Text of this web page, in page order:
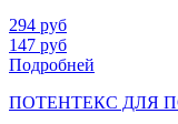
294 руб
147 руб
Подробней
ПОТЕНТЕКС ДЛЯ